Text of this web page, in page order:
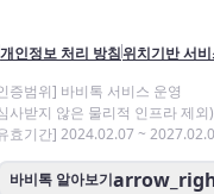
개인정보 처리 방침위치기반 서
증범위] 바비톡 서비스 운영
사받지 않은 물리적 인프라 제외)
효기간] 2024.02.07 ~
바비톡 알아보기